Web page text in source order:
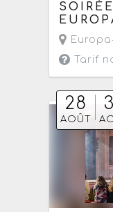
Tarif
28
AOÛT